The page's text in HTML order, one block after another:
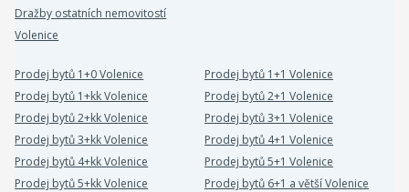
Dražby ostatních nemovitostí
Volenice
Prodej bytů 1+0 Volenice
Prodej bytů 1+1 Volenice
Prodej bytů 1+kk Volenice
Prodej bytů 2+1 Volenice
Prodej bytů 2+kk Volenice
Prodej bytů 3+1 Volenice
Prodej bytů 3+kk Volenice
Prodej bytů 4+1 Volenice
Prodej bytů 4+kk Volenice
Prodej bytů 5+1 Volenice
Prodej bytů 5+kk Volenice
Prodej bytů 6+1 a větší Volenice